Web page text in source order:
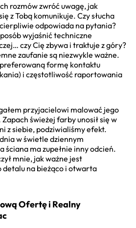
rozmów zwróć uwagę, jak
z Tobą komunikuje. Czy słucha
odpowiada na pytania?
wyjaśnić techniczne
czy Cię zbywa i traktuje z góry?
zaufanie są niezwykle ważne.
formę kontaktu
i częstotliwość raportowania
przyjacielowi malować jego
świeżej farby unosił się w
z siebie, podziwialiśmy efekt.
w świetle dziennym
ściana ma zupełnie inny odcień.
mnie, jak ważne jest
detalu na bieżąco i otwarta
Ofertę i Realny